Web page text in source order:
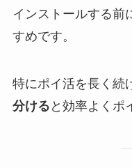
インストールする前
すめです。
特にポイ活を長く続
分ける と効率よくポ